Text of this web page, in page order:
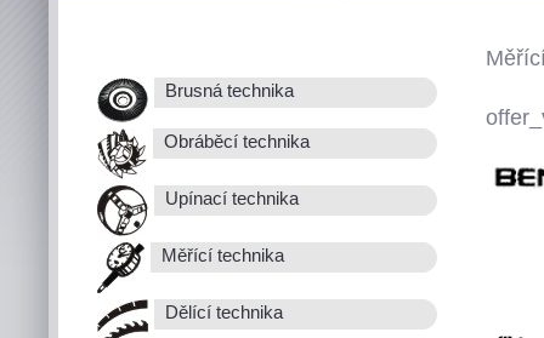
Brusná technika
Obráběcí technika
Upínací technika
Měřící technika
Dělící technika